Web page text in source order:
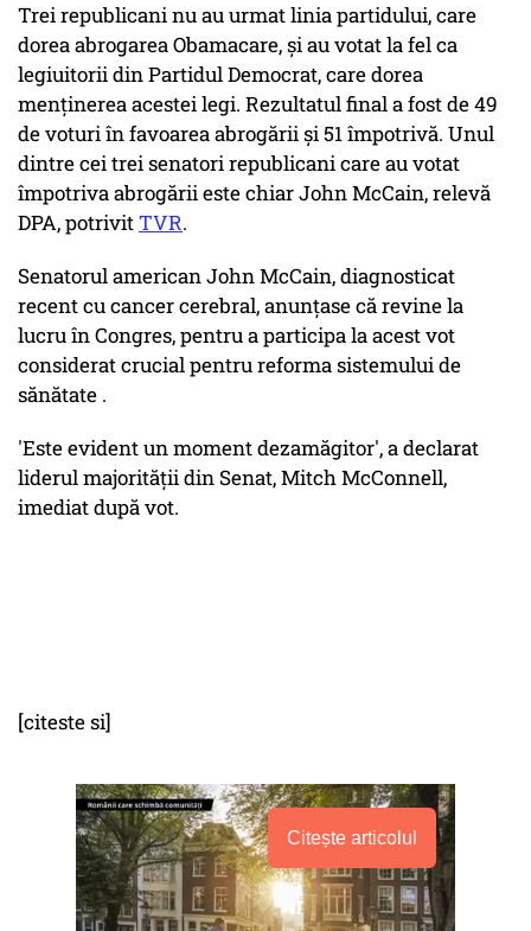
Trei republicani nu au urmat linia partidului, care
dorea abrogarea Obamacare, și au votat la fel ca
legiuitorii din Partidul Democrat, care dorea
menținerea acestei legi. Rezultatul final a fost de 49
de voturi în favoarea abrogării și 51 împotrivă. Unul
dintre cei trei senatori republicani care au votat
împotriva abrogării este chiar John McCain, relevă
DPA, potrivitTVR.
Senatorul american John McCain, diagnosticat
recent cu cancer cerebral, anunțase că revine la
lucru în Congres, pentru a participa la acest vot
considerat crucial pentru reforma sistemului de
sănătate .
'Este evident un moment dezamăgitor', a declarat
liderul majorității din Senat, Mitch McConnell,
imediat după vot.
[citeste si]
Citește articolul